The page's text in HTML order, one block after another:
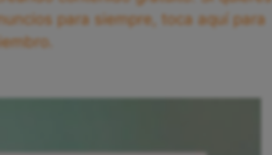
para siempre, toca aquí para